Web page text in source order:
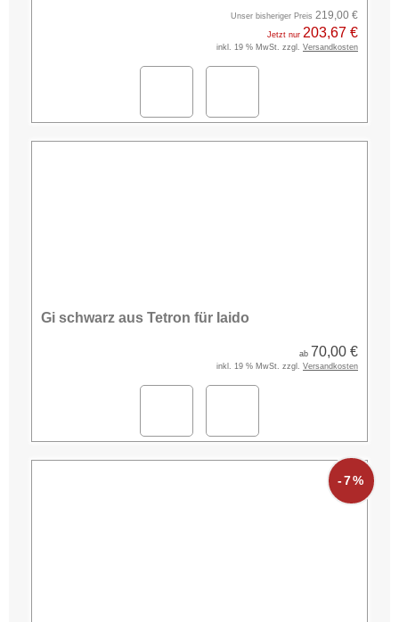
Unser bisheriger Preis 219,00 €
Jetzt nur 203,67 €
inkl. 19 % MwSt. zzgl. Versandkosten
Gi schwarz aus Tetron für Iaido
ab 70,00 €
inkl. 19 % MwSt. zzgl. Versandkosten
-7%